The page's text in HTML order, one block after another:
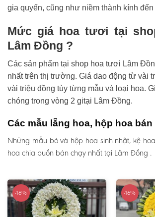
gia quyến, cũng như niềm thành kính
Mức giá hoa tươi tại
Lâm Đồng ?
Các sản phẩm tại shop hoa tươi Lâm
nhất trên thị trường. Giá dao động từ vài
vài triệu đồng tùy từng mẫu và loại hoa.
chóng trong vòng 2 gitại Lâm Đồng.
Các mẫu lẵng hoa, hộp hoa
Những mẫu bó và hộp hoa sinh nhật, kệ
hoa chia buồn bán chạy nhất tại Lâm Đồng .
-16% -16%